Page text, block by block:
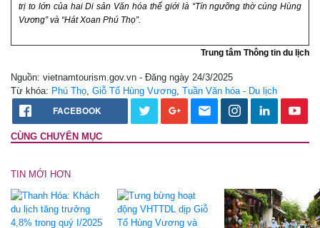
trị to lớn của hai Di sản Văn hóa thế giới là “Tín ngưỡng thờ cúng Hùng
Vương” và “Hát Xoan Phú Thọ”.
Trung tâm Thông tin du lịch
Nguồn: vietnamtourism.gov.vn - Đăng ngày 24/3/2025
Từ khóa: Phú Thọ Giỗ Tổ Hùng Vương Tuần Văn hóa - Du lịch
FACEBOOK
CÙNG CHUYÊN MỤC
TIN MỚI HƠN